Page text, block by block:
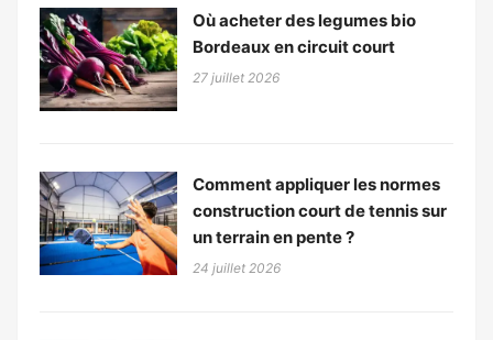
Où acheter des legumes bio
Bordeaux en circuit court
27 juillet 2026
Comment appliquer les normes
construction court de tennis sur
un terrain en pente ?
24 juillet 2026